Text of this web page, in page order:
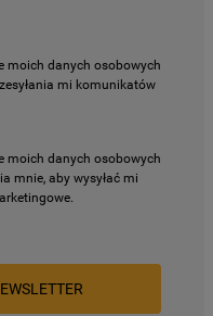
moich danych osobowych
mi komunikatów
moich danych osobowych
mnie, aby wysyłać mi